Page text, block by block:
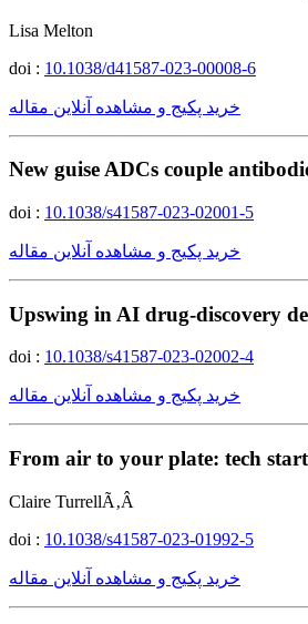
Lisa Melton
doi : 10.1038/d41587-023-00008-6
خرید پکیج و مشاهده آنلاین مقاله
New guise ADCs couple
doi : 10.1038/s41587-023-02001-5
خرید پکیج و مشاهده آنلاین مقاله
Upswing in AI drug-discovery
doi : 10.1038/s41587-023-02002-4
خرید پکیج و مشاهده آنلاین مقاله
From air to your plate: tech
Claire TurrellÃ‚Â
doi : 10.1038/s41587-023-01992-5
خرید پکیج و مشاهده آنلاین مقاله